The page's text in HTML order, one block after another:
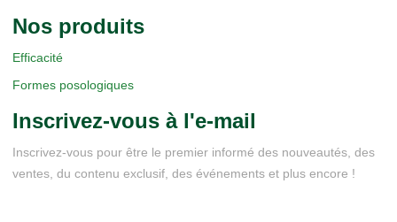
Nos produits
Efficacité
Formes posologiques
Inscrivez-vous à l'e-mail
Inscrivez-vous pour être le premier informé des nouveautés, des
ventes, du contenu exclusif, des événements et plus encore !